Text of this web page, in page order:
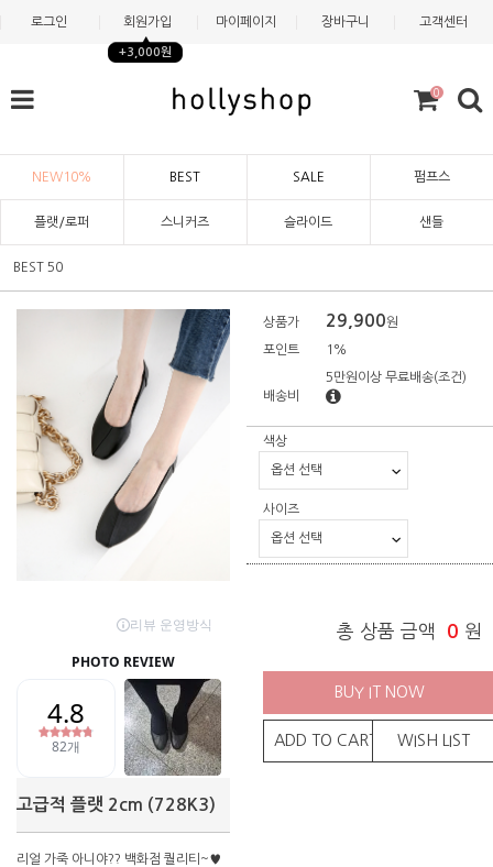
로그인 회원가입
+3,000원
마이페이지 장바구니 고객센터
0
NEW10% BEST SALE 펌프스
플랫/로퍼 스니커즈 슬라이드 샌들
BEST 50
고급적 플랫 2cm (728K3)
리얼 가죽 아니야?? 백화점 퀄리티~♥
상품가 29,900원
포인트 1%
배송비
5만원이상 무료배송(조건)
색상
사이즈
총 상품 금액 0 원
BUY IT NOW
ADD TO CART WISH LIST